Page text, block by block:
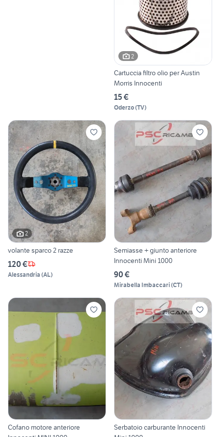
2
Cartuccia filtro olio per Austin
Morris Innocenti
15 €
Oderzo(TV)
2
volante sparco 2 razze
120 €
Alessandria (AL)
Semiasse + giunto anteriore
Innocenti Mini 1000
90 €
Mirabella Imbaccari(CT)
Cofano motore anteriore
Serbatoio carburante Innocenti